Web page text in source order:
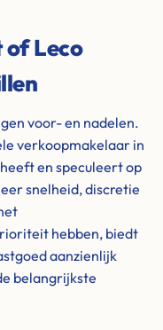
of Leco
voor- en nadelen.
verkoopmakelaar in
en speculeert op
snelheid, discretie
hebben, biedt
aanzienlijk
belangrijkste